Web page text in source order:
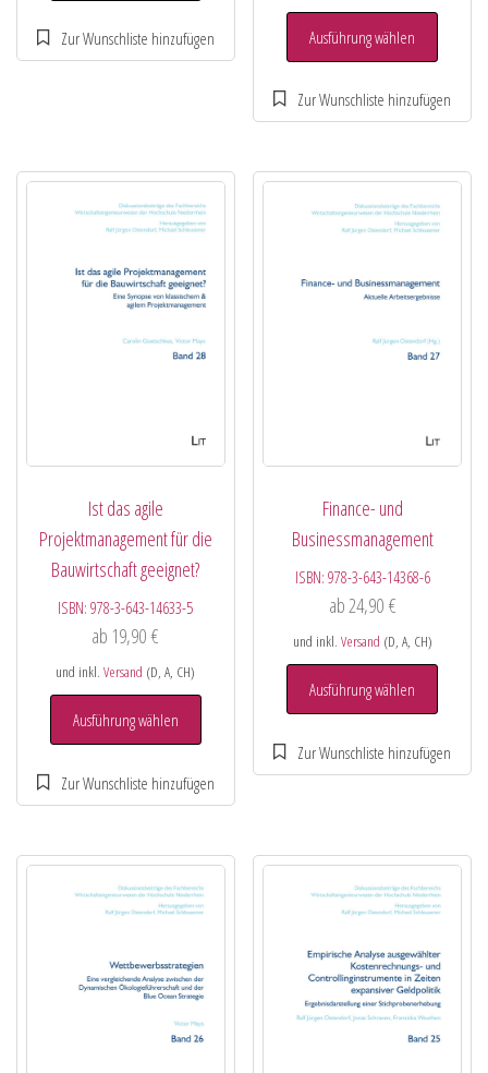
Ausführung wählen
Ist das agile
Projektmanagement für die
Bauwirtschaft geeignet?
ISBN:978-3-643-14633-5
ab 19,90€
und inkl.Versand (D, A, CH)
Ausführung wählen
Finance- und
Businessmanagement
ISBN: 978-3-643-14368-6
ab24,90 €
und inkl. Versand (D, A, CH)
Ausführung wählen